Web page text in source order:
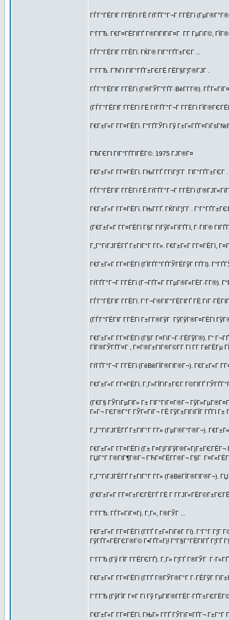
ГЃГ°ГЁГІГ Г­ГЁГї ГЁ ГѓГҐГ°Г¬Г Г­ГЁГї
Г‘ГГЂ. Г€Г¤ГЁГІГҐ Г®ГІГІГіГ¤Г Г­Г ГµГіГ©,
ГЃГ°ГЁГІГ Г­ГЁГї. ГЌГ® ГІГ°ГҐГ±ГЄГ ...
Г‘ГГЂ. ГЋГІ ГІГ°ГҐГ±ГЄГЁ ГЁГ§Г¦Г®ГЈГ .
ГЃГ°ГЁГІГ Г­ГЁГї (Г®ГЎГ°ГҐГ·ВёГ­Г­Г®).
(ГЃГ°ГЁГІГ Г­ГЁГї ГЁ ГѓГҐГ°Г¬Г Г­ГЁГї
Г€Г±Г«Г Г­Г¤ГЁГї. Г“ГҐГЎГі Гў
ГЂГЄГІ ГІГ°ГҐГІГЁГ©. 1975 ГЈГ®Г¤
Г€Г±Г«Г Г­Г¤ГЁГї. ГЊГ­ГҐ Г­ГіГ¦Г­Г ГІГ°ГҐГ±ГЄГ .
ГЃГ°ГЁГІГ Г­ГЁГї ГЁ ГѓГҐГ°Г¬Г Г­ГЁГї
Г€Г±Г«Г Г­Г¤ГЁГї. ГЊГ­ГҐ. ГЌГіГ¦Г­Г .
(Г€Г±Г«Г Г­Г¤ГЁГї Г§Г ГїГўГ«ГїГҐГІ, Г·ГІГ®
Г„Г°ГіГЈГЁГҐ Г±ГІГ°Г Г­Г». Г€Г±Г«Г Г­Г¤ГЁГї,
Г€Г±Г«Г Г­Г¤ГЁГї (ГЇГҐГ°ГҐГЎГЁГўГ ГҐГІ).
ГѓГҐГ°Г¬Г Г­ГЁГї (Г¬ГҐГ«Г Г­ГµГ®Г«ГЁГ·Г­Г®).
ГЃГ°ГЁГІГ Г­ГЁГї. Г‘Г¬Г®ГІГ°ГЁГІГҐ ГЁ
(ГЃГ°ГЁГІГ Г­ГЁГї Г±Г­Г®ГўГ ГўГўГ®Г¤ГЁГІ
Г€Г±Г«Г Г­Г¤ГЁГї (Г§Г Г¤ГіГ¬Г·ГЁГўГ®). Г“
ГЇГ®ГЎГҐГ¤Г , Г¤Г®Г±ГІГ®Г©Г­Г Гї Г­Г ГёГЁГµ
ГѓГҐГ°Г¬Г Г­ГЁГї (ГёВёГЇГ®ГІГ®Г¬). Г€Г±Г«Г
Г€Г±Г«Г Г­Г¤ГЁГї. Г‚Г»ГЇГіГ±ГЄГ Г©ГІГҐ
(Г€Г§ ГЎГіГµГІГ» Г± ГІГ°ГіГ¤Г®Г¬
Г»Г¬ ГЄГ®Г°Г ГЎГ«ГїГ¬ ГЁ ГўГ±ГІГіГЇГ ГҐГІ
Г„Г°ГіГЈГЁГҐ Г±ГІГ°Г Г­Г» (ГµГ®Г°Г®Г¬).
Г€Г±Г«Г Г­Г¤ГЁГї (Г±
ГЏГ°Г Г®ГІГ¶Г®Г¬ ГЋГ¤ГЁГ­Г®Г¬ Г§Г
Г„Г°ГіГЈГЁГҐ Г±ГІГ°Г Г­Г» (ГёВёГЇГ®ГІГ®Г¬).
(Г€Г±Г«Г Г­Г¤Г±ГЄГЁГҐ ГЁ Г
Г‘ГГЂ. ГЃГ«ГїГ¤Гј. Г‚Г», Г®ГЎГ ...
Г€Г±Г«Г Г­Г¤ГЁГї (Г­ГҐ Г±Г«ГіГёГ Гї). Г‘Г°Г
ГўГҐГ«ГЁГЄГ®Г© Г•ГҐГ«Гј! Г“Г§Г°ГЁГІГҐ Г¦ГҐ
Г‘ГГЂ (Гў ГЇГ Г­ГЁГЄГҐ). Г‚Г» Г¦ГҐ Г®ГЎГ
Г€Г±Г«Г Г­Г¤ГЁГї (Г­ГҐ Г®ГЎГ®Г°Г Г·ГЁГўГ
Г‘ГГЂ (ГўГЇГ Г¤Г Гї Гў
Г€Г±Г«Г Г­Г¤ГЁГї. ГЊГ» Г­ГҐ ГЎГіГ¤ГҐГ¬ Г±Г°Г